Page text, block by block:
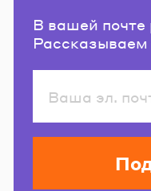
В вашей почте
Рассказываем